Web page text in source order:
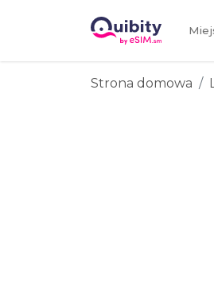
Strona domowa